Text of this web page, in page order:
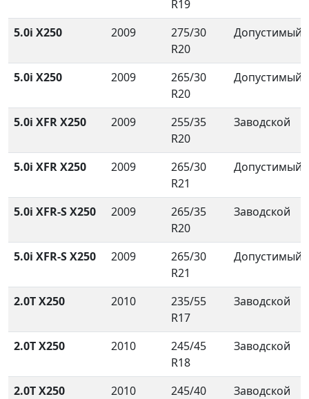
R19
5.0i X250
2009
275/30
R20
Допустимый
5.0i X250 2009
265/30
R20
Допустимый
5.0i XFR X250 2009
255/35
R20
Заводской
5.0i XFR X250 2009
265/30
R21
Допустимый
5.0i XFR-S X250 2009
265/35
R20
Заводской
5.0i XFR-S X250 2009
265/30
R21
Допустимый
2.0T X250 2010
235/55
R17
Заводской
2.0T X250 2010
245/45
R18
Заводской
2.0T X250 2010
245/40
Заводской